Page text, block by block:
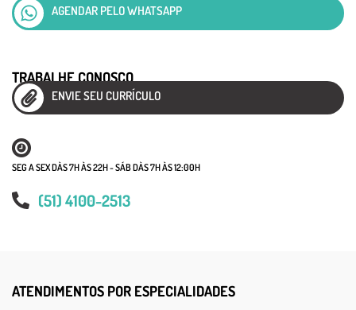
AGENDAR PELO WHATSAPP
SEG A SEX DÀS 7H ÀS 22H - SÁB DÀS 7H ÀS 12:00H
(51) 4100-2513
TRABALHE CONOSCO
ENVIE SEU CURRÍCULO
ATENDIMENTOS POR ESPECIALIDADES